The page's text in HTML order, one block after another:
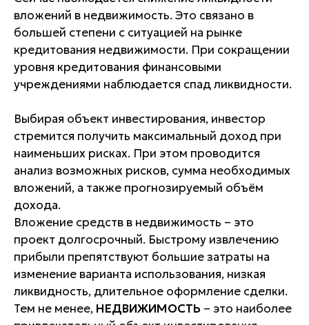
вложений в недвижимость. Это связано в
большей степени с ситуацией на рынке
кредитования недвижимости. При сокращении
уровня кредитования финансовыми
учреждениями наблюдается спад ликвидности.
Выбирая объект инвестирования, инвестор
стремится получить максимальный доход при
наименьших рисках. При этом проводится
анализ возможных рисков, сумма необходимых
вложений, а также прогнозируемый объём
дохода.
Вложение средств в недвижимость – это
проект долгосрочный. Быстрому извлечению
прибыли препятствуют большие затраты на
изменение варианта использования, низкая
ликвидность, длительное оформление сделки.
Тем не менее, НЕДВИЖИМОСТЬ – это наиболее